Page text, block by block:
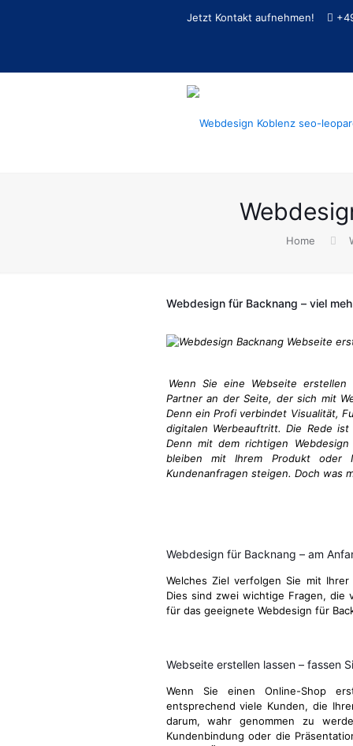
Jetzt Kontakt aufnehmen!
Home
Webdesign für Backnang – viel
Wenn Sie eine Webseite
Partner an der Seite, der sich mit
Denn ein Profi verbindet Visualität,
digitalen Werbeauftritt. Die Rede
Denn mit dem richtigen
bleiben mit Ihrem Produkt oder
Kundenanfragen steigen. Doch was
Webdesign für Backnang – am
Welches Ziel verfolgen Sie mit
Dies sind zwei wichtige Fragen, die
für das geeignete Webdesign für
Webseite erstellen lassen – fassen
Wenn Sie einen Online-Shop
entsprechend viele Kunden, die
darum, wahr genommen zu
Kundenbindung oder die